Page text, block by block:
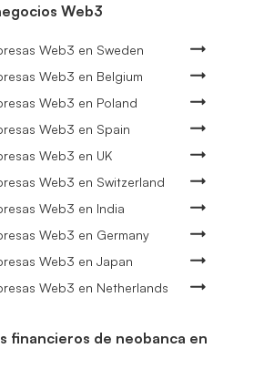
Web3
Web3 en Sweden
Web3 en Belgium
Web3 en Poland
Web3 en Spain
Web3 en UK
Web3 en Switzerland
Web3 en India
Web3 en Germany
Web3 en Japan
Web3 en Netherlands
financieros de neobanca en